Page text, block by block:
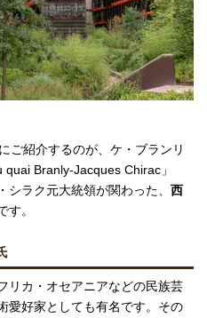
ご紹介するのが、ケ・ブランリ
Branly-Jacques Chirac」
ラク元大統領が関わった、 西
す。
リカ・オセアニアなどの民族芸
愛好家としても有名です。その